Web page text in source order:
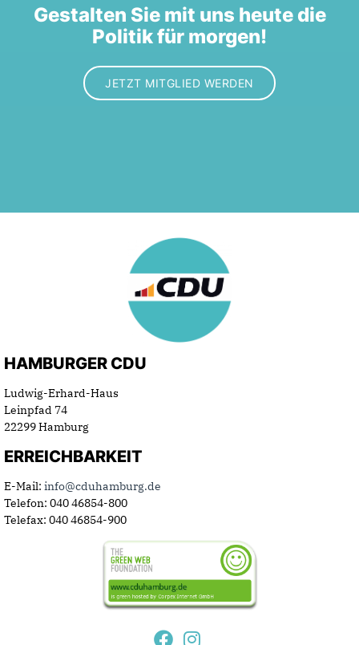
Gestalten Sie mit uns heute die
Politik für morgen!
JETZT MITGLIED WERDEN
HAMBURGER CDU
Ludwig-Erhard-Haus
Leinpfad 74
22299 Hamburg
ERREICHBARKEIT
E-Mail: info@cduhamburg.de
Telefon: 040 46854-800
Telefax: 040 46854-900